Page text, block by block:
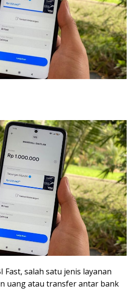
Fast, salah satu jenis layanan
uang atau transfer antar bank